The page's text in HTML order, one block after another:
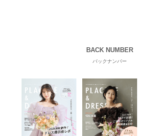
BACK NUMBER
バックナンバー